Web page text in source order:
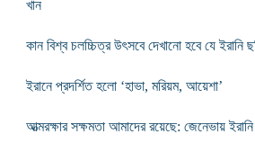
খান
কান বিশ্ব চলচ্চিত্র উৎসবে দেখানো হবে যে ইরানি
ইরানে প্রদর্শিত হলো ‘হাভা, মরিয়ম, আয়েশা’
আত্মরক্ষার সক্ষমতা আমাদের রয়েছে: জেনেভায় ইরানি